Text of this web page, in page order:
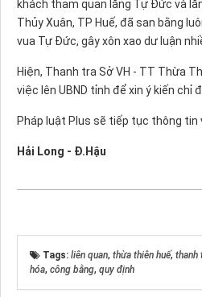
khách tham quan lăng Tự Đức và
Thủy Xuân, TP Huế, đã san bằng
vua Tự Đức, gây xôn xao dư luận
Hiện, Thanh tra Sở VH - TT Thừa
việc lên UBND tỉnh để xin ý kiến chỉ
Pháp luật Plus sẽ tiếp tục thông tin
Hải Long - Đ.Hậu
Tags: liên quan, thừa thiên huế, thanh
hóa, công bằng, quy định